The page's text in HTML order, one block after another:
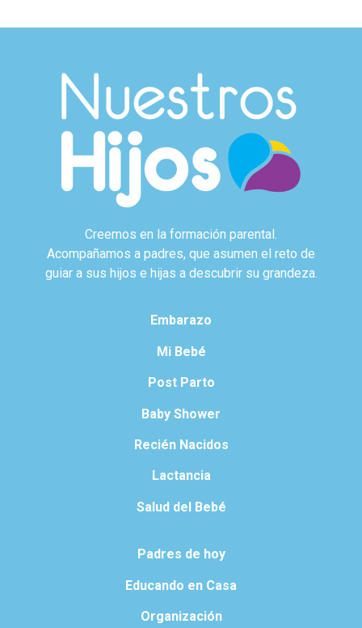
Creemos en la formación parental.
Acompañamos a padres, que asumen el reto de
guiar a sus hijos e hijas a descubrir su grandeza.
Embarazo
Mi Bebé
Post Parto
Baby Shower
Recién Nacidos
Lactancia
Salud del Bebé
Padres de hoy
Educando en Casa
Organización